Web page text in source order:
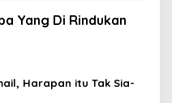
Yang Di Rindukan
Harapan itu Tak Sia-